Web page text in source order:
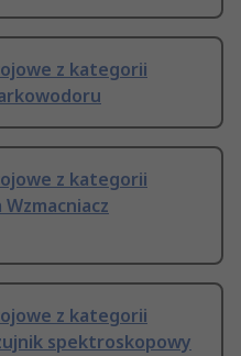
z kategorii
z kategorii
z kategorii
spektroskopowy